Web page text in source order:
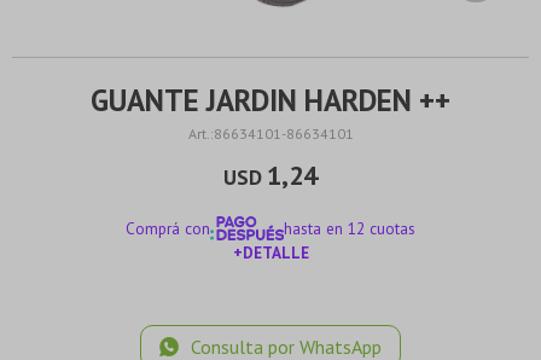
GUANTE JARDIN HARDEN ++
86634101-86634101
USD 1,24
Comprá con
hasta en 12 cuotas
+DETALLE
Consulta por WhatsApp